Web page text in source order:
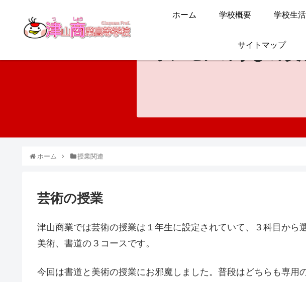
ホーム 学校概要 学校生活
サイトマップ
ホンモノの学びの実
ホーム 授業関連
芸術の授業
津山商業では芸術の授業は１年生に設定されていて、３科目から
美術、書道の３コースです。
今回は書道と美術の授業にお邪魔しました。普段はどちらも専用